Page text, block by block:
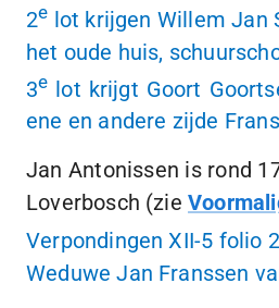
2e lot krijgen Willem Jan
het oude huis,
3e lot krijgt Goort
ene en andere zijde
Jan Antonissen is rond
Loverbosch (zie
Verpondingen XII-5 folio
Weduwe Jan Franssen